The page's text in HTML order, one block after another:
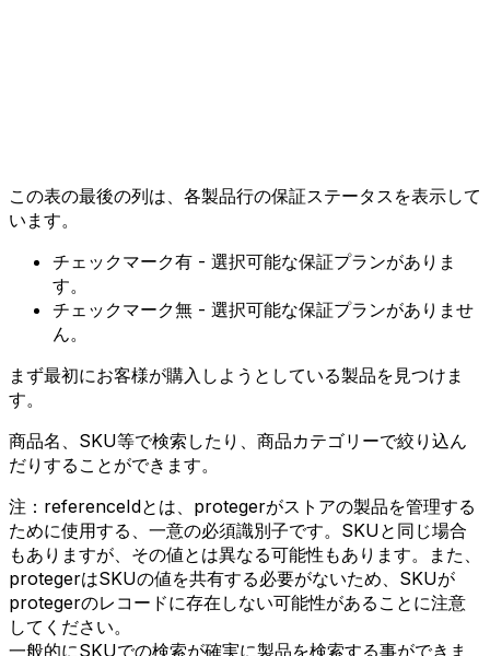
この表の最後の列は、各製品行の保証ステータスを表示して
います。
チェックマーク有 - 選択可能な保証プランがありま
す。
チェックマーク無 - 選択可能な保証プランがありませ
ん。
まず最初にお客様が購入しようとしている製品を見つけま
す。
商品名、SKU等で検索したり、商品カテゴリーで絞り込ん
だりすることができます。
注：referenceIdとは、protegerがストアの製品を管理する
ために使用する、一意の必須識別子です。SKUと同じ場合
もありますが、その値とは異なる可能性もあります。また、
protegerはSKUの値を共有する必要がないため、SKUが
protegerのレコードに存在しない可能性があることに注意
してください。
一般的にSKUでの検索が確実に製品を検索する事ができま